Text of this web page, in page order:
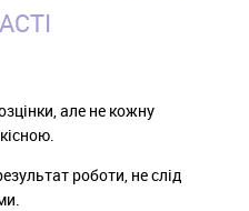
але не кожну
роботи, не слід